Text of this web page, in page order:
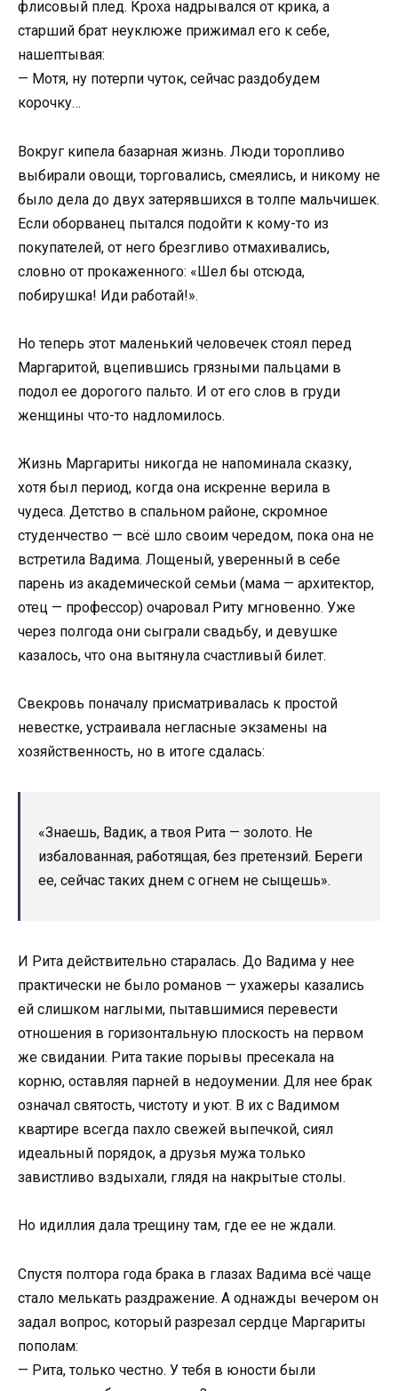
флисовый плед. Кроха надрывался от крика, а
старший брат неуклюже прижимал его к себе,
нашептывая:
— Мотя, ну потерпи чуток, сейчас раздобудем
корочку…
Вокруг кипела базарная жизнь. Люди торопливо
выбирали овощи, торговались, смеялись, и никому не
было дела до двух затерявшихся в толпе мальчишек.
Если оборванец пытался подойти к кому-то из
покупателей, от него брезгливо отмахивались,
словно от прокаженного: «Шел бы отсюда,
побирушка! Иди работай!».
Но теперь этот маленький человечек стоял перед
Маргаритой, вцепившись грязными пальцами в
подол ее дорогого пальто. И от его слов в груди
женщины что-то надломилось.
Жизнь Маргариты никогда не напоминала сказку,
хотя был период, когда она искренне верила в
чудеса. Детство в спальном районе, скромное
студенчество — всё шло своим чередом, пока она не
встретила Вадима. Лощеный, уверенный в себе
парень из академической семьи (мама — архитектор,
отец — профессор) очаровал Риту мгновенно. Уже
через полгода они сыграли свадьбу, и девушке
казалось, что она вытянула счастливый билет.
Свекровь поначалу присматривалась к простой
невестке, устраивала негласные экзамены на
хозяйственность, но в итоге сдалась:
«Знаешь, Вадик, а твоя Рита — золото. Не
избалованная, работящая, без претензий. Береги
ее, сейчас таких днем с огнем не сыщешь».
И Рита действительно старалась. До Вадима у нее
практически не было романов — ухажеры казались
ей слишком наглыми, пытавшимися перевести
отношения в горизонтальную плоскость на первом
же свидании. Рита такие порывы пресекала на
корню, оставляя парней в недоумении. Для нее брак
означал святость, чистоту и уют. В их с Вадимом
квартире всегда пахло свежей выпечкой, сиял
идеальный порядок, а друзья мужа только
завистливо вздыхали, глядя на накрытые столы.
Но идиллия дала трещину там, где ее не ждали.
Спустя полтора года брака в глазах Вадима всё чаще
стало мелькать раздражение. А однажды вечером он
задал вопрос, который разрезал сердце Маргариты
пополам:
— Рита, только честно. У тебя в юности были